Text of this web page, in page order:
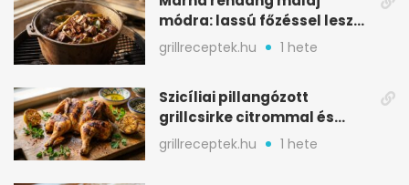
Marha rendang maláj
módra: lassú főzéssel lesz
igazán szaftos
grillreceptek.hu
Szicíliai pillangózott
grillcsirke citrommal és
oregánóval
grillreceptek.hu